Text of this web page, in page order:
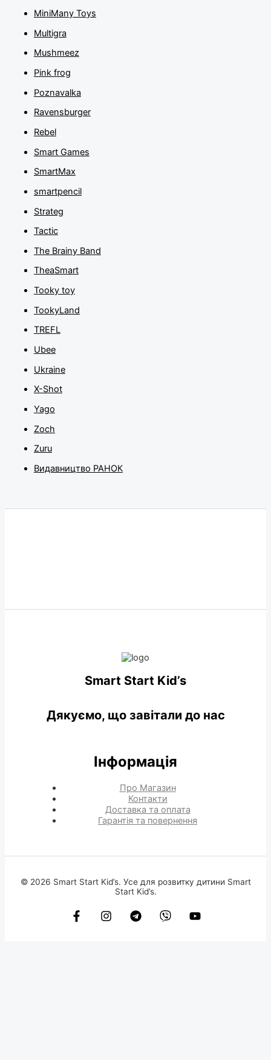
MiniMany Toys
Multigra
Mushmeez
Pink frog
Poznavalka
Ravensburger
Rebel
Smart Games
SmartMax
smartpencil
Strateg
Tactic
The Brainy Band
TheaSmart
Tooky toy
TookyLand
TREFL
Ubee
Ukraine
X-Shot
Yago
Zoch
Zuru
Видавництво РАНОК
Smart Start Kid’s
Дякуємо, що завітали до нас
Інформація
Про Магазин
Контакти
Доставка та оплата
Гарантія та повернення
© 2026 Smart Start Kid’s. Усе для розвитку дитини Smart
Start Kid’s.